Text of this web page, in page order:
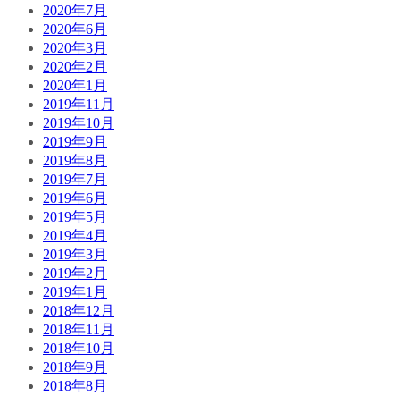
2020年7月
2020年6月
2020年3月
2020年2月
2020年1月
2019年11月
2019年10月
2019年9月
2019年8月
2019年7月
2019年6月
2019年5月
2019年4月
2019年3月
2019年2月
2019年1月
2018年12月
2018年11月
2018年10月
2018年9月
2018年8月